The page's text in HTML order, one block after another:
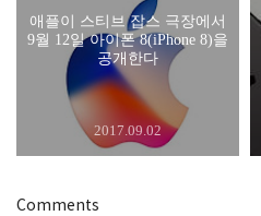
애플이 스티브 잡스 극장에서
9월 12일 아이폰 8(iPhone 8)을
공개한다
2017.09.02
Comments